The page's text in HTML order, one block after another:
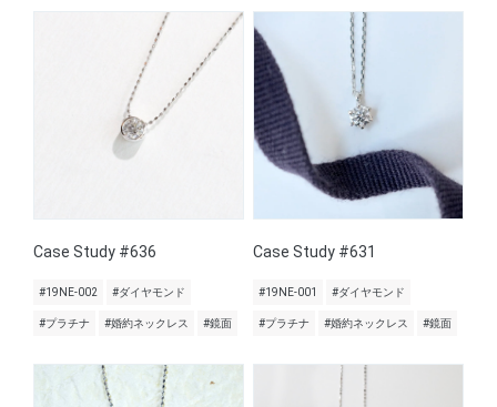
Case Study #636
#19NE-002 #ダイヤモンド
#プラチナ #婚約ネックレス #鏡面
Case Study #631
#19NE-001 #ダイヤモンド
#プラチナ #婚約ネックレス #鏡面